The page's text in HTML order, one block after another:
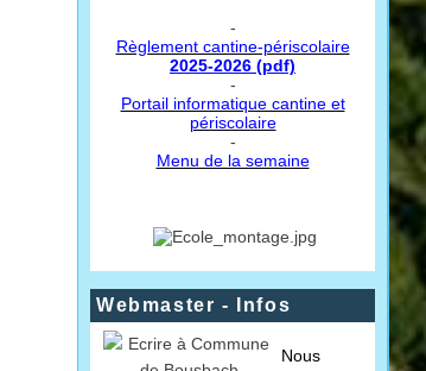
-
Règlement cantine-périscolaire
2025-2026 (pdf)
-
Portail informatique cantine et
périscolaire
-
Menu de la semaine
Webmaster - Infos
Nous